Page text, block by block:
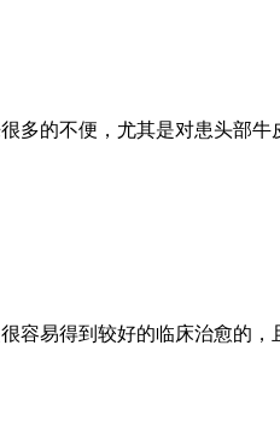
多的不便，尤其是对患头部
容易得到较好的临床治愈的